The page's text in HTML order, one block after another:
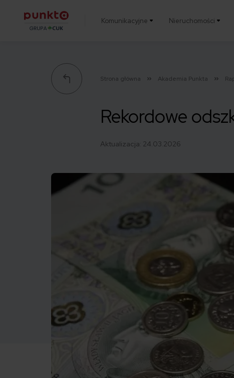
Komunikacyjne Nieruchomości
Strona główna Akademia Punkta
Rekordowe
Aktualizacja: 24.03.2026